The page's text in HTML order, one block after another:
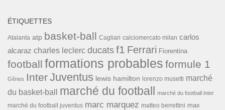
ÉTIQUETTES
Atalanta atp basket-ball Cagliari calciomercato milan carlos
alcaraz charles leclerc ducats f1 Ferrari Fiorentina
football formations probables formule 1
Gênes InterJuventus lewis hamilton lorenzo musetti marché
du basket-ball
marché du football marché du football inter
marché du football juventus marc marquez matteo berrettini max